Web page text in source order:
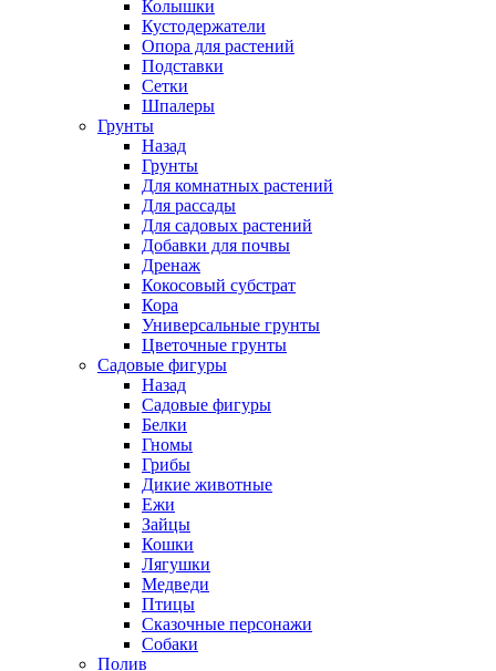
Колышки
Кустодержатели
Опора для растений
Подставки
Сетки
Шпалеры
Грунты
Назад
Грунты
Для комнатных растений
Для рассады
Для садовых растений
Добавки для почвы
Дренаж
Кокосовый субстрат
Кора
Универсальные грунты
Цветочные грунты
Садовые фигуры
Назад
Садовые фигуры
Белки
Гномы
Грибы
Дикие животные
Ежи
Зайцы
Кошки
Лягушки
Медведи
Птицы
Сказочные персонажи
Собаки
Полив